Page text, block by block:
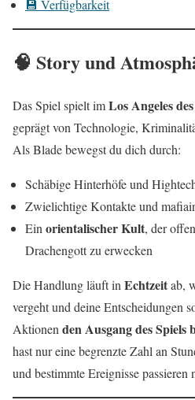
💾 Verfügbarkeit
🧠 Story und
Das Spiel spielt imLos Angeles
geprägt von Technologie,
Als Blade bewegst du dich durch:
Schäbige Hinterhöfe und
Zwielichtige Kontakte und
Ein orientalischer Kult, der
Drachengott zu erwecken
Die Handlung läuft in Echtzeitab,
vergeht und deine Entscheidungen
Aktionen den Ausgang des Spiels
hast nur eine begrenzte Zahl an
und bestimmte Ereignisse passieren